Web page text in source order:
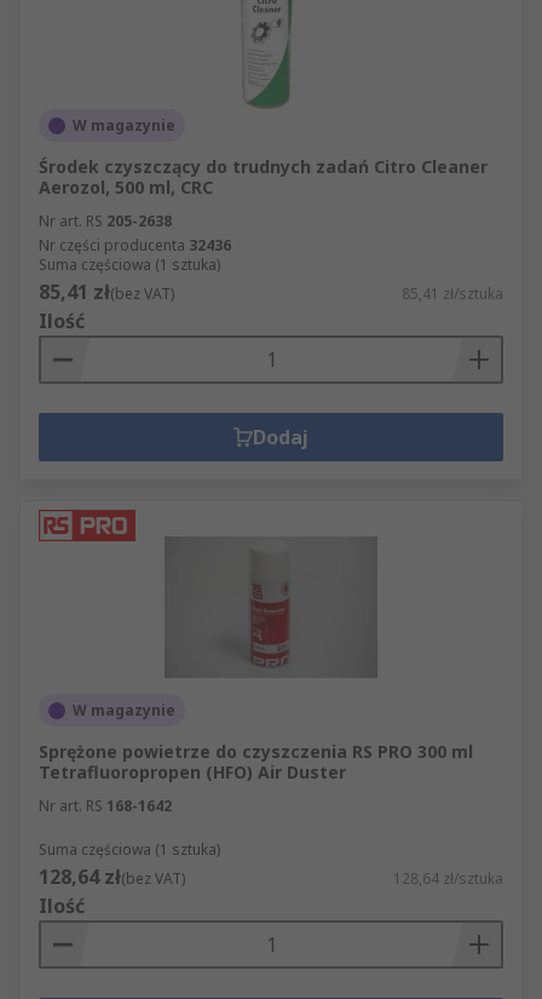
W magazynie
Środek czyszczący do trudnych zadań Citro Cleaner
Aerozol, 500 ml, CRC
Nr art. RS 205-2638
Nr części producenta 32436
Suma częściowa (1 sztuka)
85,41 zł(bez VAT) 85,41 zł/sztuka
Ilość
Dodaj
W magazynie
Sprężone powietrze do czyszczenia RS PRO 300 ml
Tetrafluoropropen (HFO) Air Duster
Nr art. RS 168-1642
Suma częściowa (1 sztuka)
128,64 zł(bez VAT) 128,64 zł/sztuka
Ilość